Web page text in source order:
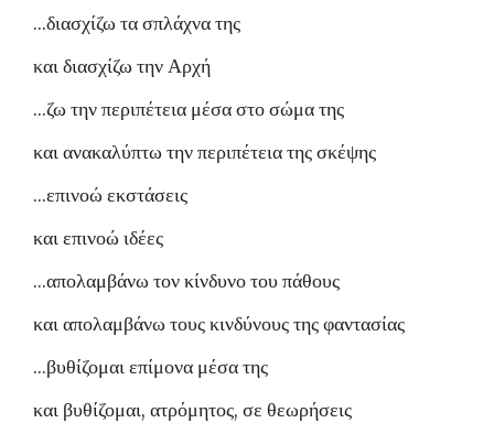
…διασχίζω τα σπλάχνα της
και διασχίζω την Αρχή
…ζω την περιπέτεια μέσα στο σώμα της
και ανακαλύπτω την περιπέτεια της σκέψης
…επινοώ εκστάσεις
και επινοώ ιδέες
…απολαμβάνω τον κίνδυνο του πάθους
και απολαμβάνω τους κινδύνους της φαντασίας
…βυθίζομαι επίμονα μέσα της
και βυθίζομαι, ατρόμητος, σε θεωρήσεις